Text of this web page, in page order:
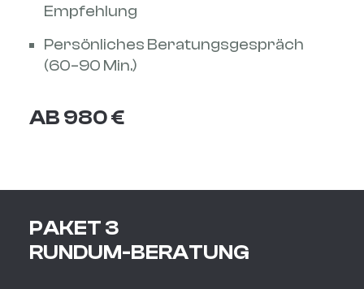
Empfehlung
Persönliches Beratungsgespräch
(60–90 Min.)
AB 980 €
PAKET 3
RUNDUM-BERATUNG